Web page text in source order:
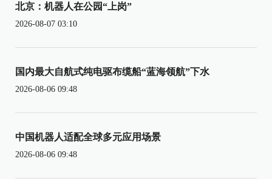
北京：机器人在公园“上岗”
2026-08-07 03:10
国内最大自航式纯电驱布缆船“蓝海领航”下水
2026-08-06 09:48
中国机器人适配全球多元应用场景
2026-08-06 09:48